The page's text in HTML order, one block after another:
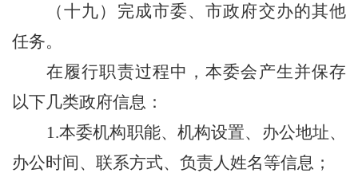
（十九）完成市委、市政府交办的其他
任务。
在履行职责过程中，本委会产生并保存
以下几类政府信息：
1.本委机构职能、机构设置、办公地址、
办公时间、联系方式、负责人姓名等信息；